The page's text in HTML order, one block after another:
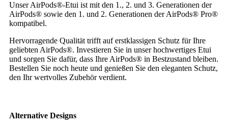
Unser AirPods®-Etui ist mit den 1., 2. und 3. Generationen der
AirPods® sowie den 1. und 2. Generationen der AirPods® Pro®
kompatibel.
Hervorragende Qualität trifft auf erstklassigen Schutz für Ihre
geliebten AirPods®. Investieren Sie in unser hochwertiges Etui
und sorgen Sie dafür, dass Ihre AirPods® in Bestzustand bleiben.
Bestellen Sie noch heute und genießen Sie den eleganten Schutz,
den Ihr wertvolles Zubehör verdient.
Alternative Designs